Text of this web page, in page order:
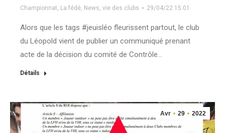
Championnat, La fédé, News, vie des clubs 29/04/22 15:01
Alors que les tags #jeuisléo fleurissent partout, le club
du Léopold vient de publier un communiqué prenant
acte de la décision du comité de Contrôle…
Détails
Avr 29 2022